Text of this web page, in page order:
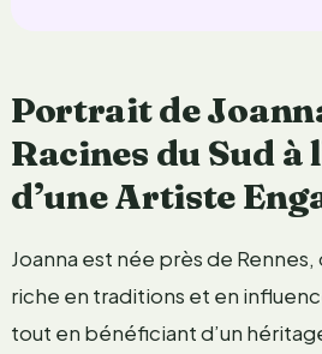
Portrait de
Racines du Sud à
d’une Artiste
Joanna est née près de
riche en traditions et en
tout en bénéficiant d’un